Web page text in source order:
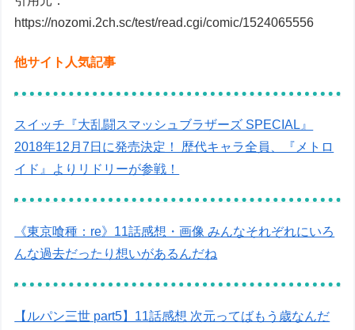
https://nozomi.2ch.sc/test/read.cgi/comic/1524065556
他サイト人気記事
スイッチ『大乱闘スマッシュブラザーズ SPECIAL』
2018年12月7日に発売決定！ 歴代キャラ全員、『メトロ
イド』よりリドリーが参戦！
《東京喰種：re》11話感想・画像 みんなそれぞれにいろ
んな過去だったり想いがあるんだね
【ルパン三世 part5】11話感想 次元ってばもう歳なんだ